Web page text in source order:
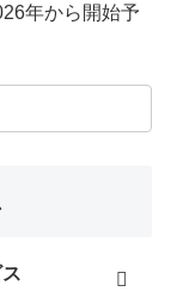
年から開始予